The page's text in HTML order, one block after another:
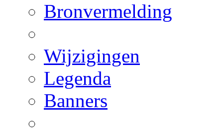
Bronvermelding
Wijzigingen
Legenda
Banners